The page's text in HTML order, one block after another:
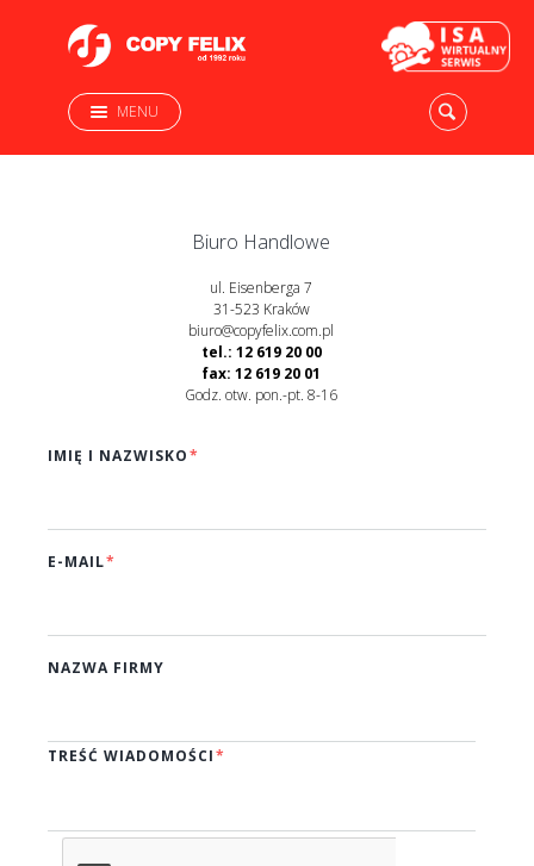
MENU
Biuro Handlowe
ul. Eisenberga 7
31-523 Kraków
biuro@copyfelix.com.pl
tel.: 12 619 20 00
fax: 12 619 20 01
Godz. otw. pon.-pt. 8-16
IMIĘ I NAZWISKO
E-MAIL
NAZWA FIRMY
TREŚĆ WIADOMOŚCI